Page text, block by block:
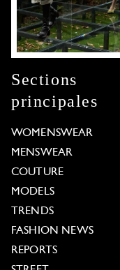
Sections
principales
WOMENSWEAR
MENSWEAR
COUTURE
MODELS
TRENDS
FASHION NEWS
REPORTS